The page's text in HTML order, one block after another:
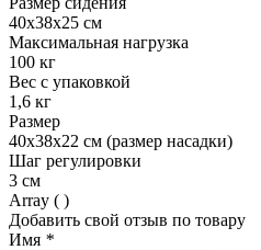
40х38х25 см
Максимальная нагрузка
100 кг
Вес с упаковкой
1,6 кг
Размер
40х38х22 см (размер насадки)
Шаг регулировки
3 см
Array ( )
Добавить свой отзыв по товару
Имя *